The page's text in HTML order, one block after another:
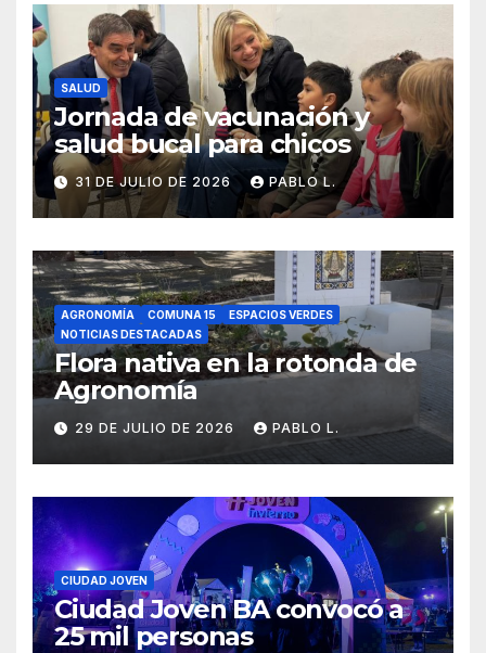
SALUD
Jornada de vacunación y
salud bucal para chicos
31 DE JULIO DE 2026 PABLO L.
AGRONOMÍA COMUNA 15
ESPACIOS VERDES
NOTICIAS DESTACADAS
Flora nativa en la rotonda de
Agronomía
29 DE JULIO DE 2026 PABLO L.
CIUDAD JOVEN
Ciudad Joven BA convocó a
25 mil personas